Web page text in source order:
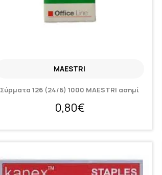
MAESTRI
Σύρματα 126 (24/6) 1000 MAESTRI ασημί
0,80€